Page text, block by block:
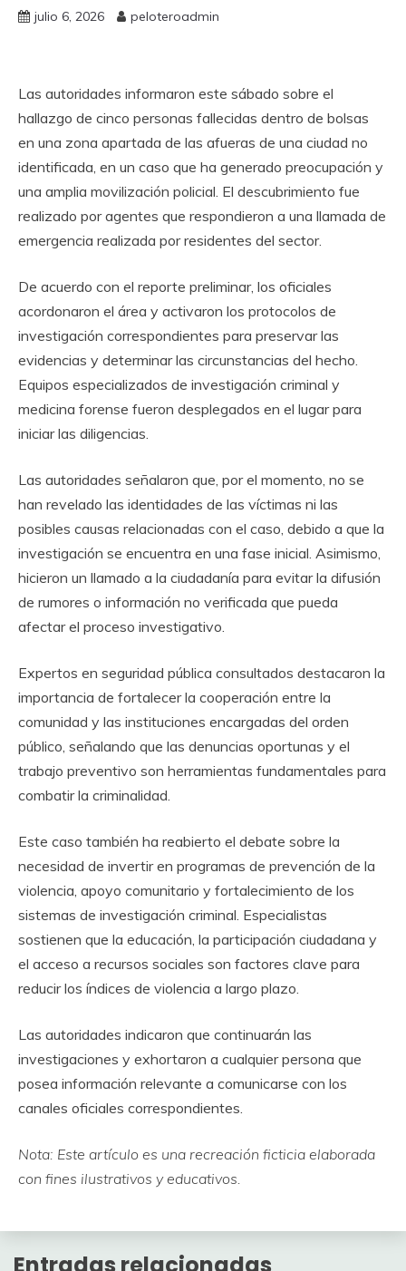
julio 6, 2026 peloteroadmin
Las autoridades informaron este sábado sobre el
hallazgo de cinco personas fallecidas dentro de bolsas
en una zona apartada de las afueras de una ciudad no
identificada, en un caso que ha generado preocupación y
una amplia movilización policial. El descubrimiento fue
realizado por agentes que respondieron a una llamada de
emergencia realizada por residentes del sector.
De acuerdo con el reporte preliminar, los oficiales
acordonaron el área y activaron los protocolos de
investigación correspondientes para preservar las
evidencias y determinar las circunstancias del hecho.
Equipos especializados de investigación criminal y
medicina forense fueron desplegados en el lugar para
iniciar las diligencias.
Las autoridades señalaron que, por el momento, no se
han revelado las identidades de las víctimas ni las
posibles causas relacionadas con el caso, debido a que la
investigación se encuentra en una fase inicial. Asimismo,
hicieron un llamado a la ciudadanía para evitar la difusión
de rumores o información no verificada que pueda
afectar el proceso investigativo.
Expertos en seguridad pública consultados destacaron la
importancia de fortalecer la cooperación entre la
comunidad y las instituciones encargadas del orden
público, señalando que las denuncias oportunas y el
trabajo preventivo son herramientas fundamentales para
combatir la criminalidad.
Este caso también ha reabierto el debate sobre la
necesidad de invertir en programas de prevención de la
violencia, apoyo comunitario y fortalecimiento de los
sistemas de investigación criminal. Especialistas
sostienen que la educación, la participación ciudadana y
el acceso a recursos sociales son factores clave para
reducir los índices de violencia a largo plazo.
Las autoridades indicaron que continuarán las
investigaciones y exhortaron a cualquier persona que
posea información relevante a comunicarse con los
canales oficiales correspondientes.
Nota: Este artículo es una recreación ficticia elaborada
con fines ilustrativos y educativos.